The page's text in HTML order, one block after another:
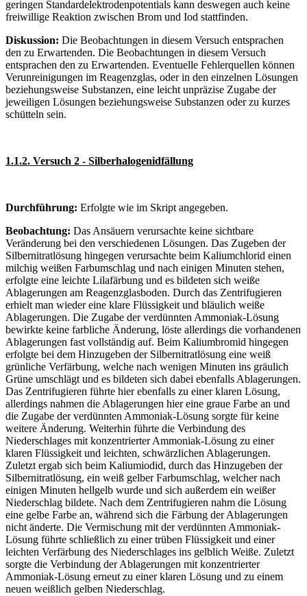
geringen Standardelektrodenpotentials kann deswegen auch keine
freiwillige Reaktion zwischen Brom und Iod stattfinden.
Diskussion: Die Beobachtungen in diesem Versuch entsprachen
den zu Erwartenden. Die Beobachtungen in diesem Versuch
entsprachen den zu Erwartenden. Eventuelle Fehlerquellen können
Verunreinigungen im Reagenzglas, oder in den einzelnen Lösungen
beziehungsweise Substanzen, eine leicht unpräzise Zugabe der
jeweiligen Lösungen beziehungsweise Substanzen oder zu kurzes
schütteln sein.
1.1.2. Versuch 2 - Silberhalogenidfällung
Durchführung: Erfolgte wie im Skript angegeben.
Beobachtung: Das Ansäuern verursachte keine sichtbare
Veränderung bei den verschiedenen Lösungen. Das Zugeben der
Silbernitratlösung hingegen verursachte beim Kaliumchlorid einen
milchig weißen Farbumschlag und nach einigen Minuten stehen,
erfolgte eine leichte Lilafärbung und es bildeten sich weiße
Ablagerungen am Reagenzglasboden. Durch das Zentrifugieren
erhielt man wieder eine klare Flüssigkeit und bläulich weiße
Ablagerungen. Die Zugabe der verdünnten Ammoniak-Lösung
bewirkte keine farbliche Änderung, löste allerdings die vorhandenen
Ablagerungen fast vollständig auf. Beim Kaliumbromid hingegen
erfolgte bei dem Hinzugeben der Silbernitratlösung eine weiß
grünliche Verfärbung, welche nach wenigen Minuten ins gräulich
Grüne umschlägt und es bildeten sich dabei ebenfalls Ablagerungen.
Das Zentrifugieren führte hier ebenfalls zu einer klaren Lösung,
allerdings nahmen die Ablagerungen hier eine graue Farbe an und
die Zugabe der verdünnten Ammoniak-Lösung sorgte für keine
weitere Änderung. Weiterhin führte die Verbindung des
Niederschlages mit konzentrierter Ammoniak-Lösung zu einer
klaren Flüssigkeit und leichten, schwärzlichen Ablagerungen.
Zuletzt ergab sich beim Kaliumiodid, durch das Hinzugeben der
Silbernitratlösung, ein weiß gelber Farbumschlag, welcher nach
einigen Minuten hellgelb wurde und sich außerdem ein weißer
Niederschlag bildete. Nach dem Zentrifugieren nahm die Lösung
eine gelbe Farbe an, während sich die Färbung der Ablagerungen
nicht änderte. Die Vermischung mit der verdünnten Ammoniak-
Lösung führte schließlich zu einer trüben Flüssigkeit und einer
leichten Verfärbung des Niederschlages ins gelblich Weiße. Zuletzt
sorgte die Verbindung der Ablagerungen mit konzentrierter
Ammoniak-Lösung erneut zu einer klaren Lösung und zu einem
neuen weißlich gelben Niederschlag.